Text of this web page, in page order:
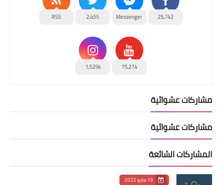
25,742
Messenger
2,455
RSS
75,274
1,525k
مشاركات عشوائية
مشاركات عشوائية
المشاركات الشائعة
19 مايو 2022